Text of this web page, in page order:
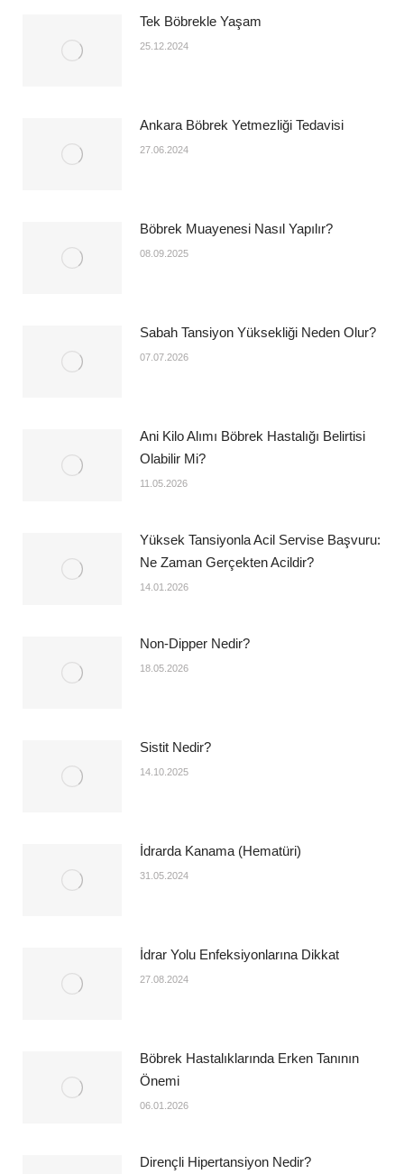
Tek Böbrekle Yaşam
25.12.2024
Ankara Böbrek Yetmezliği Tedavisi
27.06.2024
Böbrek Muayenesi Nasıl Yapılır?
08.09.2025
Sabah Tansiyon Yüksekliği Neden Olur?
07.07.2026
Ani Kilo Alımı Böbrek Hastalığı Belirtisi
Olabilir Mi?
11.05.2026
Yüksek Tansiyonla Acil Servise Başvuru:
Ne Zaman Gerçekten Acildir?
14.01.2026
Non-Dipper Nedir?
18.05.2026
Sistit Nedir?
14.10.2025
İdrarda Kanama (Hematüri)
31.05.2024
İdrar Yolu Enfeksiyonlarına Dikkat
27.08.2024
Böbrek Hastalıklarında Erken Tanının
Önemi
06.01.2026
Dirençli Hipertansiyon Nedir?